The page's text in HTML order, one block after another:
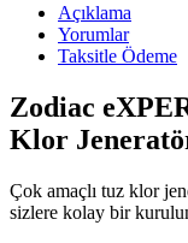
Açıklama
Yorumlar
Taksitle Ödeme
Zodiac
Klor
Çok amaçlı tuz klor
sizlere kolay bir